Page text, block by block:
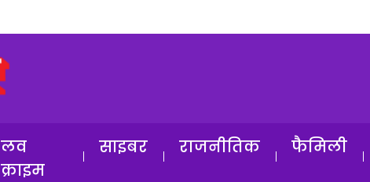
लव
क्राइम
साइबर राजनीतिक फैमिली